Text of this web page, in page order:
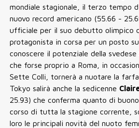
mondiale stagionale, il terzo tempo
nuovo record americano (55.66 -
ufficiale per il suo debutto olimpico
protagonista in corsa per un posto
conoscere il potenziale della svedese
che forse proprio a Roma, in
Sette Colli, tornerà a nuotare la
Tokyo salirà anche la sedicenne
25.93) che conferma quanto di
corso di tutta la stagione corrente,
loro le principali novità del nuoto